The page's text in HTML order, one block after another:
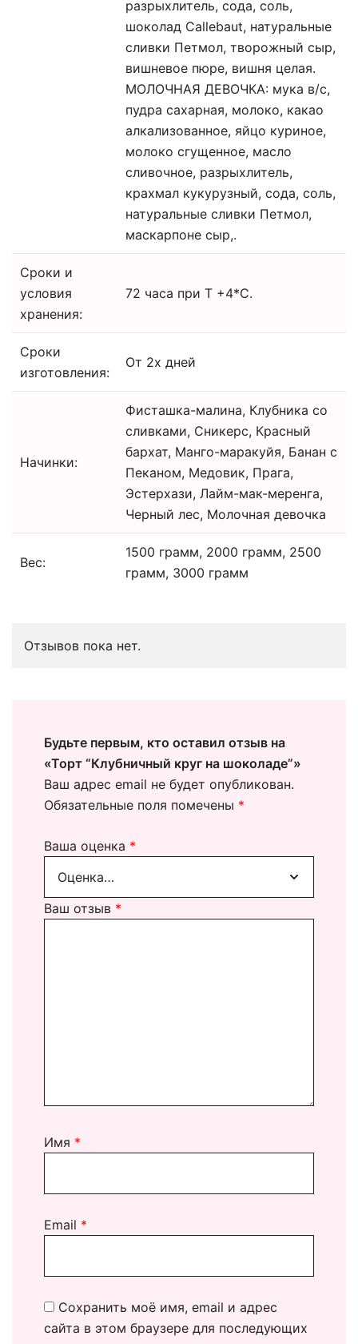
разрыхлитель, сода, соль,
шоколад Callebaut, натуральные
сливки Петмол, творожный сыр,
вишневое пюре, вишня целая.
МОЛОЧНАЯ ДЕВОЧКА: мука в/с,
пудра сахарная, молоко, какао
алкализованное, яйцо куриное,
молоко сгущенное, масло
сливочное, разрыхлитель,
крахмал кукурузный, сода, соль,
натуральные сливки Петмол,
маскарпоне сыр,.
Сроки и
условия
хранения:
72 часа при Т +4*С.
Сроки
изготовления:
От 2х дней
Начинки:
Фисташка-малина, Клубника со
сливками, Сникерс, Красный
бархат, Манго-маракуйя, Банан с
Пеканом, Медовик, Прага,
Эстерхази, Лайм-мак-меренга,
Черный лес, Молочная девочка
Вес:
1500 грамм, 2000 грамм, 2500
грамм, 3000 грамм
Отзывов пока нет.
Будьте первым, кто оставил отзыв на
«Торт “Клубничный круг на шоколаде”»
Ваш адрес email не будет опубликован.
Обязательные поля помечены *
Ваша оценка *
Ваш отзыв *
Имя *
Email *
Сохранить моё имя, email и адрес
сайта в этом браузере для последующих